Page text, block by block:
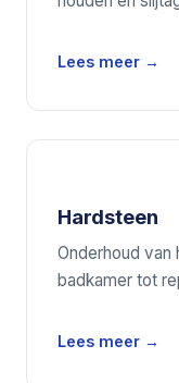
Lees meer →
Hardsteen
Onderhoud van
badkamer tot
Lees meer →